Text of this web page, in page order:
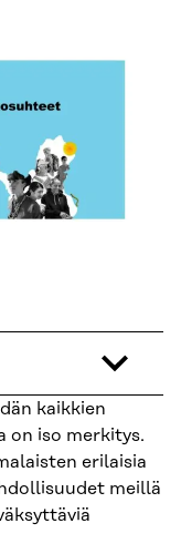
kaikkien
on iso merkitys​.
erilaisia
meillä